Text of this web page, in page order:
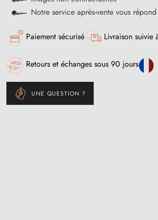
Notre service après-vente vous
Paiement sécurisé Livraison suivie
Retours et échanges sous 90 jours
UNE QUESTION ?